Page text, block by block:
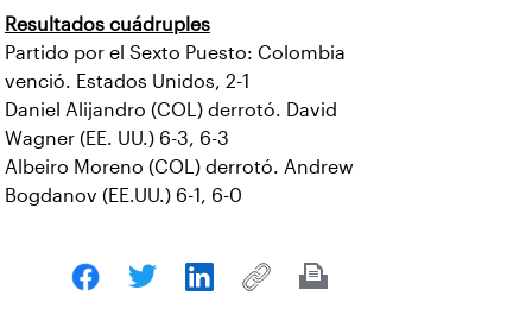
Resultados cuádruples
Partido por el Sexto Puesto: Colombia
venció. Estados Unidos, 2-1
Daniel Alijandro (COL) derrotó. David
Wagner (EE. UU.) 6-3, 6-3
Albeiro Moreno (COL) derrotó. Andrew
Bogdanov (EE.UU.) 6-1, 6-0